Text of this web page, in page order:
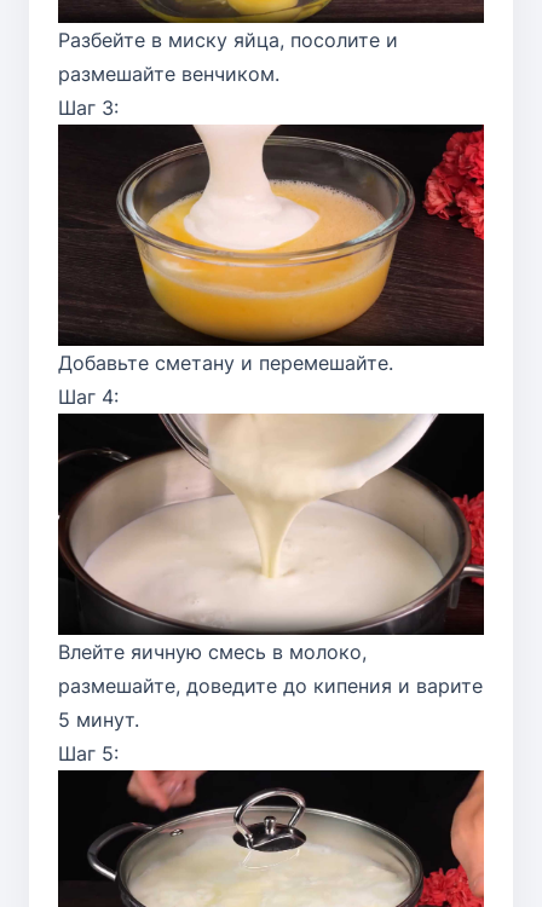
Разбейте в миску яйца, посолите и
размешайте венчиком.
Шаг 3:
Добавьте сметану и перемешайте.
Шаг 4:
Влейте яичную смесь в молоко,
размешайте, доведите до кипения и варите
5 минут.
Шаг 5: